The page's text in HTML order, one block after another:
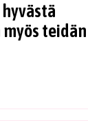
teidän